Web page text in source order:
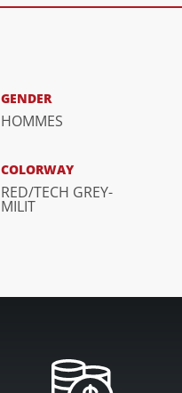
GENDER
HOMMES
COLORWAY
RED/TECH GREY-
MILIT